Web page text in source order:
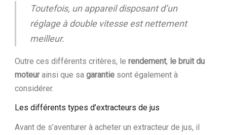
Toutefois, un appareil disposant d’un
réglage à double vitesse est nettement
meilleur.
Outre ces différents critères, le rendement, le bruit du
moteurainsi que sa garantie sont également à
considérer.
Les différents types d’extracteurs de jus
Avant de s’aventurer à acheter un extracteur de jus, il